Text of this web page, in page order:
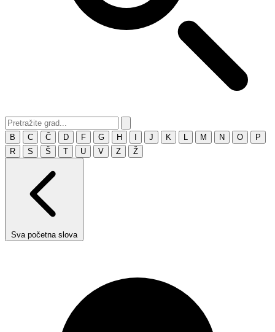
B C Č D F G H J K M N O
P
R
S Š T U V Z Ž
Sva početna slova